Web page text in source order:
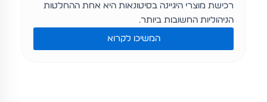
רכישת מוצרי היגיינה בסיטונאות היא אחת ההחלטות
הניהוליות החשובות ביותר…
המשיכו לקרוא